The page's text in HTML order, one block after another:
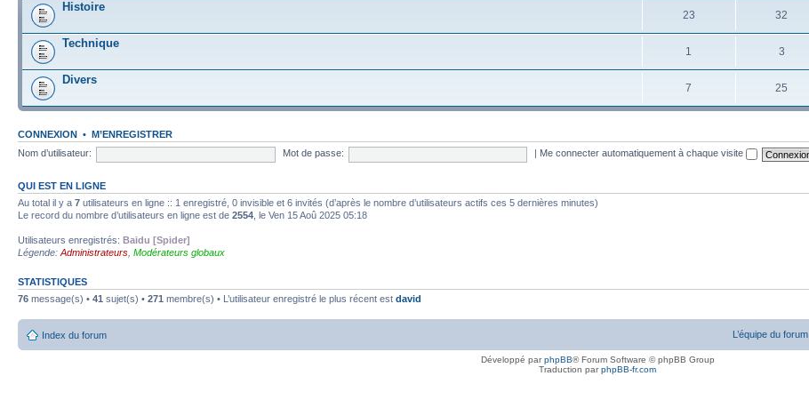
Histoire
23 32
Technique
1 3
Divers
7 25
CONNEXION • M’ENREGISTRER
Nom d’utilisateur:
Mot de passe: Me connecter automatiquement à chaque visite
QUI EST EN LIGNE
Au total il y a 7 utilisateurs en ligne :: 1 enregistré, 0 invisible et 6 invités (d’après le nombre d’utilisateurs actifs ces 5 dernières minutes)
Le record du nombre d’utilisateurs en ligne est de 2554 , le Ven 15 Aoû 2025 05:18
Utilisateurs enregistrés: Baidu [Spider]
Légende: Administrateurs Modérateurs globaux
STATISTIQUES
76 message(s) • 41 sujet(s) • 271 membre(s) • L’utilisateur enregistré le plus récent est david
Index du forum L’équipe du forum
Développé parphpBB® Forum Software © phpBB Group
Traduction parphpBB-fr.com